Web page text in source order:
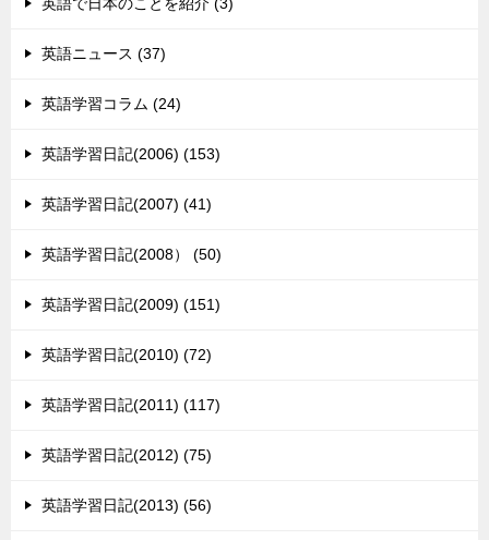
英語で日本のことを紹介 (3)
英語ニュース (37)
英語学習コラム (24)
英語学習日記(2006) (153)
英語学習日記(2007) (41)
英語学習日記(2008） (50)
英語学習日記(2009) (151)
英語学習日記(2010) (72)
英語学習日記(2011) (117)
英語学習日記(2012) (75)
英語学習日記(2013) (56)